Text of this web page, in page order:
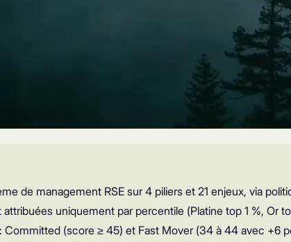
de management RSE sur 4 piliers et 21 enjeux, via
uniquement par percentile (Platine top 1 %, Or
Committed (score ≥ 45) et Fast Mover (34 à 44 avec +6